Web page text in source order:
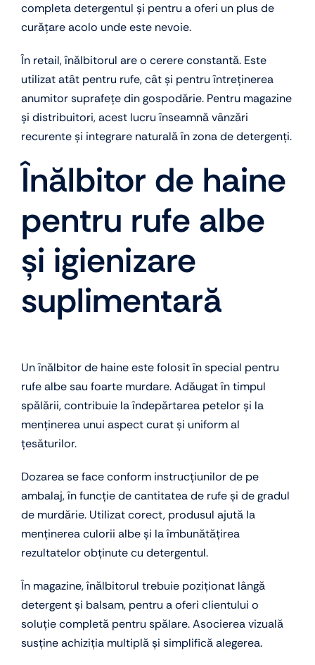
completa detergentul și pentru a oferi un plus de
curățare acolo unde este nevoie.
În retail, înălbitorul are o cerere constantă. Este
utilizat atât pentru rufe, cât și pentru întreținerea
anumitor suprafețe din gospodărie. Pentru magazine
și distribuitori, acest lucru înseamnă vânzări
recurente și integrare naturală în zona de detergenți.
Înălbitor de haine
pentru rufe albe
și igienizare
suplimentară
Un înălbitor de haine este folosit în special pentru
rufe albe sau foarte murdare. Adăugat în timpul
spălării, contribuie la îndepărtarea petelor și la
menținerea unui aspect curat și uniform al
țesăturilor.
Dozarea se face conform instrucțiunilor de pe
ambalaj, în funcție de cantitatea de rufe și de gradul
de murdărie. Utilizat corect, produsul ajută la
menținerea culorii albe și la îmbunătățirea
rezultatelor obținute cu detergentul.
În magazine, înălbitorul trebuie poziționat lângă
detergent și balsam, pentru a oferi clientului o
soluție completă pentru spălare. Asocierea vizuală
susține achiziția multiplă și simplifică alegerea.